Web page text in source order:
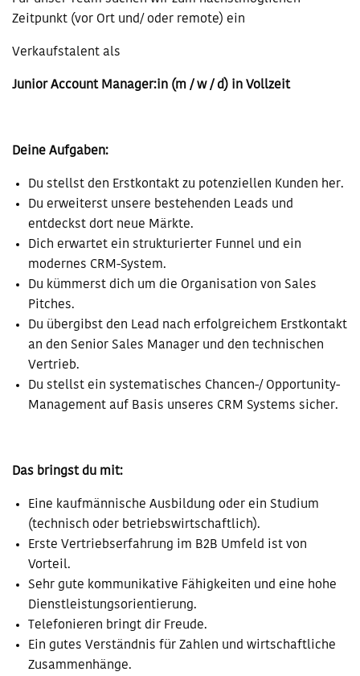
Zeitpunkt (vor Ort und/ oder remote) ein
Verkaufstalent als
Junior Account Manager:in (m / w / d) in Vollzeit
Deine Aufgaben:
Du stellst den Erstkontakt zu potenziellen Kunden her.
Du erweiterst unsere bestehenden Leads und
entdeckst dort neue Märkte.
Dich erwartet ein strukturierter Funnel und ein
modernes CRM-System.
Du kümmerst dich um die Organisation von Sales
Pitches.
Du übergibst den Lead nach erfolgreichem Erstkontakt
an den Senior Sales Manager und den technischen
Vertrieb.
Du stellst ein systematisches Chancen-/ Opportunity-
Management auf Basis unseres CRM Systems sicher.
Das bringst du mit:
Eine kaufmännische Ausbildung oder ein Studium
(technisch oder betriebswirtschaftlich).
Erste Vertriebserfahrung im B2B Umfeld ist von
Vorteil.
Sehr gute kommunikative Fähigkeiten und eine hohe
Dienstleistungsorientierung.
Telefonieren bringt dir Freude.
Ein gutes Verständnis für Zahlen und wirtschaftliche
Zusammenhänge.